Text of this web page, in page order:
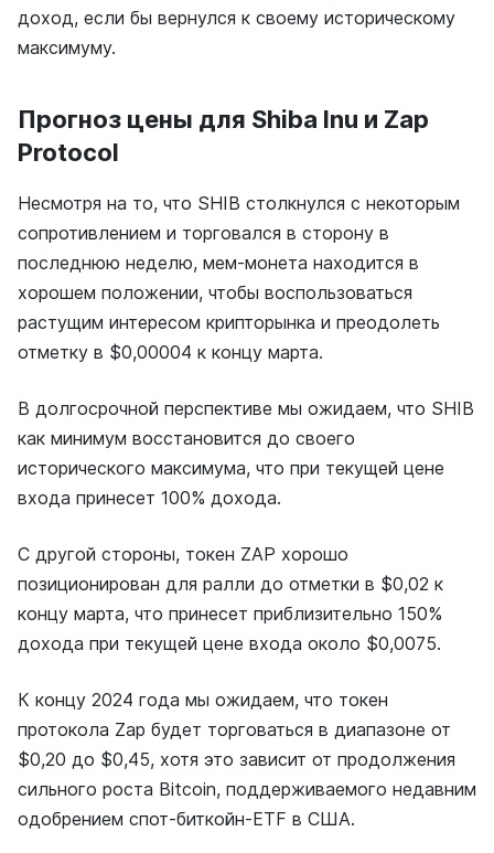
доход, если бы вернулся к своему историческому
максимуму.
Прогноз цены для Shiba Inu и Zap
Protocol
Несмотря на то, что SHIB столкнулся с некоторым
сопротивлением и торговался в сторону в
последнюю неделю, мем-монета находится в
хорошем положении, чтобы воспользоваться
растущим интересом крипторынка и преодолеть
отметку в $0,00004 к концу марта.
В долгосрочной перспективе мы ожидаем, что SHIB
как минимум восстановится до своего
исторического максимума, что при текущей цене
входа принесет 100% дохода.
С другой стороны, токен ZAP хорошо
позиционирован для ралли до отметки в $0,02 к
концу марта, что принесет приблизительно 150%
дохода при текущей цене входа около $0,0075.
К концу 2024 года мы ожидаем, что токен
протокола Zap будет торговаться в диапазоне от
$0,20 до $0,45, хотя это зависит от продолжения
сильного роста Bitcoin, поддерживаемого недавним
одобрением спот-биткойн-ETF в США.